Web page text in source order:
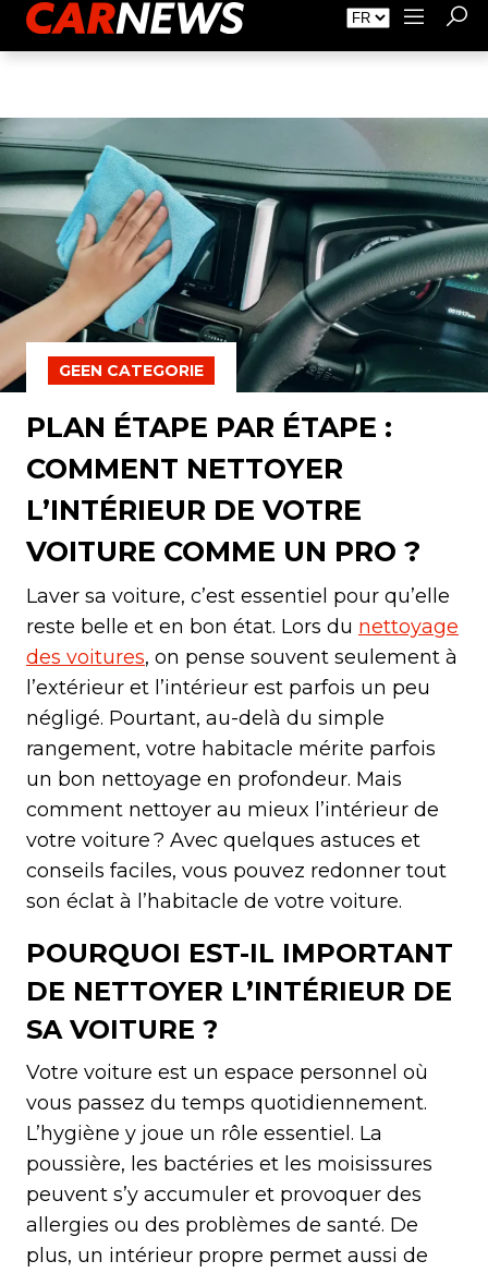
Faire de la Publicité À propos de Carnews.fr Contact
GEEN CATEGORIE
PLAN ÉTAPE PAR ÉTAPE :
COMMENT NETTOYER
L’INTÉRIEUR DE VOTRE
VOITURE COMME UN PRO ?
Laver sa voiture, c’est essentiel pour qu’elle
reste belle et en bon état. Lors du nettoyage
des voitures, on pense souvent seulement à
l’extérieur et l’intérieur est parfois un peu
négligé. Pourtant, au-delà du simple
rangement, votre habitacle mérite parfois
un bon nettoyage en profondeur. Mais
comment nettoyer au mieux l’intérieur de
votre voiture ? Avec quelques astuces et
conseils faciles, vous pouvez redonner tout
son éclat à l’habitacle de votre voiture.
POURQUOI EST-IL IMPORTANT
DE NETTOYER L’INTÉRIEUR DE
SA VOITURE ?
Votre voiture est un espace personnel où
vous passez du temps quotidiennement.
L’hygiène y joue un rôle essentiel. La
poussière, les bactéries et les moisissures
peuvent s’y accumuler et provoquer des
allergies ou des problèmes de santé. De
plus, un intérieur propre permet aussi de